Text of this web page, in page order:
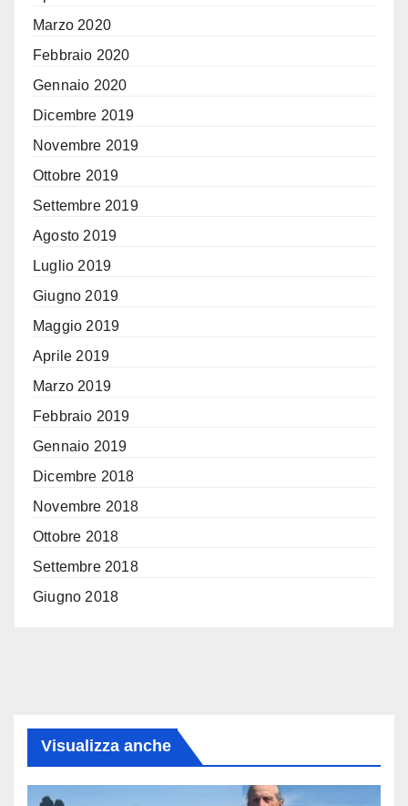
Marzo 2020
Febbraio 2020
Gennaio 2020
Dicembre 2019
Novembre 2019
Ottobre 2019
Settembre 2019
Agosto 2019
Luglio 2019
Giugno 2019
Maggio 2019
Aprile 2019
Marzo 2019
Febbraio 2019
Gennaio 2019
Dicembre 2018
Novembre 2018
Ottobre 2018
Settembre 2018
Giugno 2018
Visualizza anche